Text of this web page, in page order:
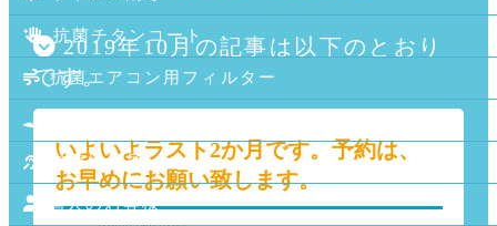
抗菌チタンコート
抗菌エアコン用フィルター
盗聴器発見
個人のお客様
2019年10月の記事は以下のとおり
です。
いよいよラスト2か月です。予約は、
お早めにお願い致します。